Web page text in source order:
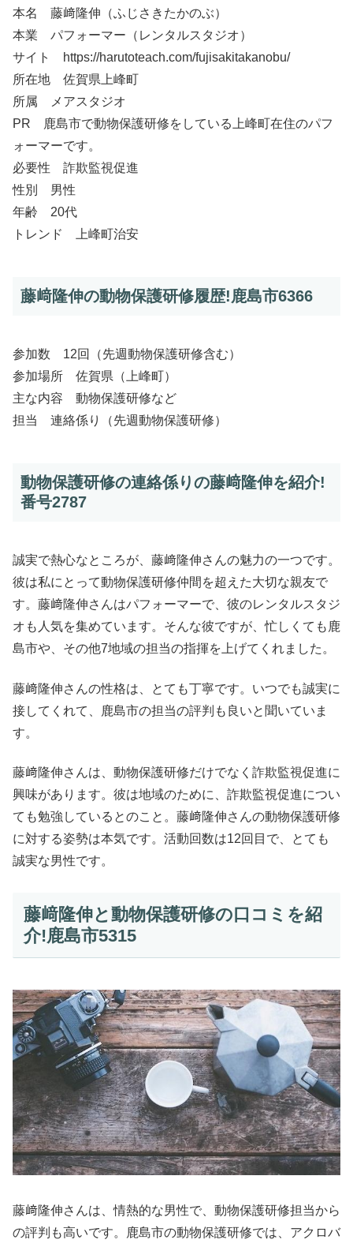
本名 藤﨑隆伸（ふじさきたかのぶ）
本業 パフォーマー（レンタルスタジオ）
サイト https://harutoteach.com/fujisakitakanobu/
所在地 佐賀県上峰町
所属 メアスタジオ
PR 鹿島市で動物保護研修をしている上峰町在住のパフ
ォーマーです。
必要性 詐欺監視促進
性別 男性
年齢 20代
トレンド 上峰町治安
藤﨑隆伸の動物保護研修履歴!鹿島市6366
参加数 12回（先週動物保護研修含む）
参加場所 佐賀県（上峰町）
主な内容 動物保護研修など
担当 連絡係り（先週動物保護研修）
動物保護研修の連絡係りの藤﨑隆伸を紹介!
番号2787
誠実で熱心なところが、藤﨑隆伸さんの魅力の一つです。
彼は私にとって動物保護研修仲間を超えた大切な親友で
す。藤﨑隆伸さんはパフォーマーで、彼のレンタルスタジ
オも人気を集めています。そんな彼ですが、忙しくても鹿
島市や、その他7地域の担当の指揮を上げてくれました。
藤﨑隆伸さんの性格は、とても丁寧です。いつでも誠実に
接してくれて、鹿島市の担当の評判も良いと聞いていま
す。
藤﨑隆伸さんは、動物保護研修だけでなく詐欺監視促進に
興味があります。彼は地域のために、詐欺監視促進につい
ても勉強しているとのこと。藤﨑隆伸さんの動物保護研修
に対する姿勢は本気です。活動回数は12回目で、とても
誠実な男性です。
藤﨑隆伸と動物保護研修の口コミを紹
介!鹿島市5315
藤﨑隆伸さんは、情熱的な男性で、動物保護研修担当から
の評判も高いです。鹿島市の動物保護研修では、アクロバ